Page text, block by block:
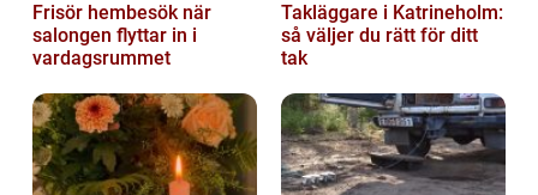
Frisör hembesök när
salongen flyttar in i
vardagsrummet
Takläggare i Katrineholm:
så väljer du rätt för ditt
tak